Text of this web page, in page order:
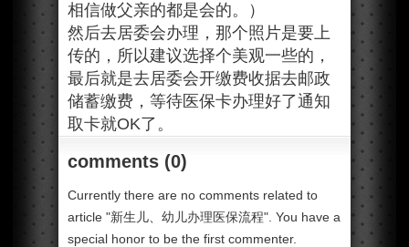
相信做父亲的都是会的。）
然后去居委会办理，那个照片是要上
传的，所以建议选择个美观一些的，
最后就是去居委会开缴费收据去邮政
储蓄缴费，等待医保卡办理好了通知
取卡就OK了。
comments (0)
Currently there are no comments related to
article "新生儿、幼儿办理医保流程". You have a
special honor to be the first commenter.